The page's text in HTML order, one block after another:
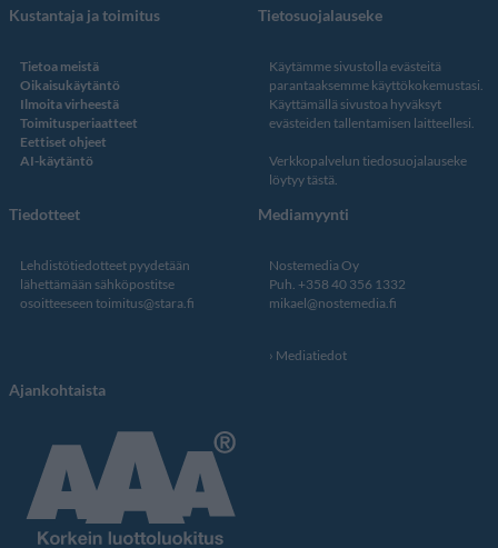
Kustantaja ja toimitus
Tietoa meistä
Oikaisukäytäntö
Ilmoita virheestä
Toimitusperiaatteet
Eettiset ohjeet
AI-käytäntö
Tietosuojalauseke
Käytämme sivustolla evästeitä
parantaaksemme käyttökokemustasi.
Käyttämällä sivustoa hyväksyt
evästeiden tallentamisen laitteellesi.
Verkkopalvelun tiedosuojalauseke
löytyy tästä.
Tiedotteet
Lehdistötiedotteet pyydetään
lähettämään sähköpostitse
osoitteeseen toimitus@stara.fi
Mediamyynti
Nostemedia Oy
Puh. +358 40 356 1332
mikael@nostemedia.fi
Mediatiedot
Ajankohtaista